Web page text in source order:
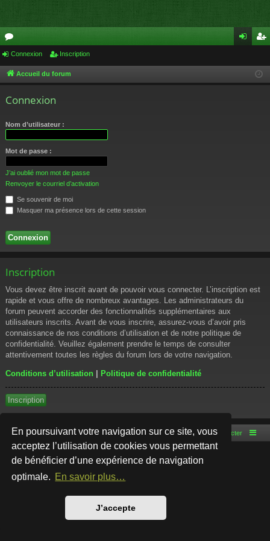
En poursuivant votre navigation sur ce site, vous
acceptez l’utilisation de cookies vous permettant
de bénéficier d’une expérience de navigation
optimale. En savoir plus…
J’accepte
or
u cri
Connexion Inscription
Accueil du forum
Connexion
Nom d’utilisateur :
Mot de passe :
J’ai oublié mon mot de passe
Renvoyer le courriel d’activation
Se souvenir de moi
Masquer ma présence lors de cette session
Inscription
Vous devez être inscrit avant de pouvoir vous connecter. L’inscription est
rapide et vous offre de nombreux avantages. Les administrateurs du
forum peuvent accorder des fonctionnalités supplémentaires aux
utilisateurs inscrits. Avant de vous inscrire, assurez-vous d’avoir pris
connaissance de nos conditions d’utilisation et de notre politique de
confidentialité. Veuillez également prendre le temps de consulter
attentivement toutes les règles du forum lors de votre navigation.
Conditions d’utilisation | Politique de confidentialité
Inscription
Accueil du forum Nous contacter
Développé parphpBB® Forum Software © phpBB Limited
Style par
Traduction française officielle